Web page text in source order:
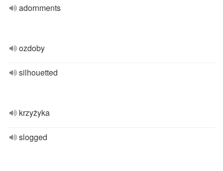
adornments
ozdoby
silhouetted
krzyżyka
slogged